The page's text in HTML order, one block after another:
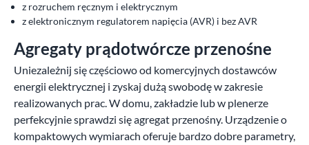
z rozruchem ręcznym i elektrycznym
z elektronicznym regulatorem napięcia (AVR) i bez AVR
Agregaty prądotwórcze przenośne
Uniezależnij się częściowo od komercyjnych dostawców
energii elektrycznej i zyskaj dużą swobodę w zakresie
realizowanych prac. W domu, zakładzie lub w plenerze
perfekcyjnie sprawdzi się agregat przenośny. Urządzenie o
kompaktowych wymiarach oferuje bardzo dobre parametry,